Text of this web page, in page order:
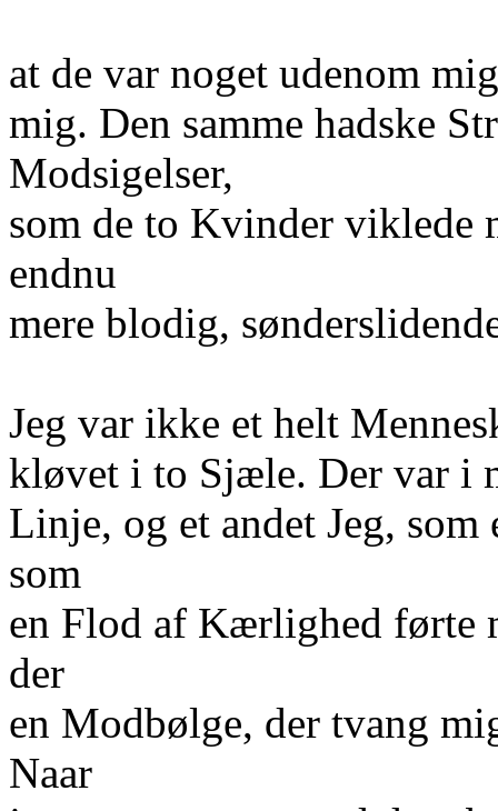
at de var noget udenom
mig. Den samme hadske
Modsigelser,
som de to Kvinder
endnu
mere blodig,
Jeg var ikke et helt
kløvet i to Sjæle. Der var i
Linje, og et andet Jeg,
som
en Flod af Kærlighed førte
der
en Modbølge, der tvang
Naar